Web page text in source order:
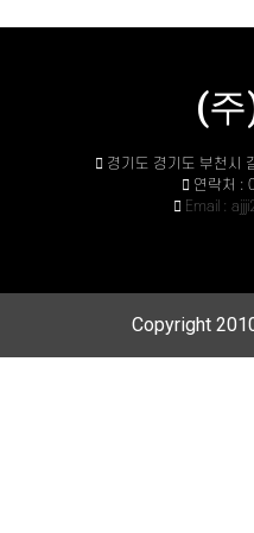
(
경기도 경기도 부천시
연락처 :
Email :
Copyright